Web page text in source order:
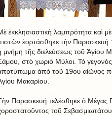
ἐκκλησιαστικὴ λαμπρότητα καὶ
ἑορτάσθηκε τὴν Παρασκευή
μνήμη τῆς διελεύσεως τοῦ Ἁγίου
στὸ χωριὸ Μύλοι. Τό γεγονὸς
ἀπό τοῦ 19ου αἰῶνος
Μακαρίου.
Παρασκευή τελέσθηκε ὁ Μέγας
τοῦ